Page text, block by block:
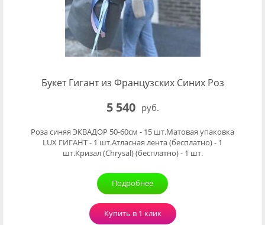
Букет Гигант из Французских Синих Роз
5 540 руб.
Роза синяя ЭКВАДОР 50-60см - 15 шт.Матовая упаковка
LUX ГИГАНТ - 1 шт.Атласная лента (бесплатно) - 1
шт.Кризал (Chrysal) (бесплатно) - 1 шт.
Подробнее
Купить в 1 клик